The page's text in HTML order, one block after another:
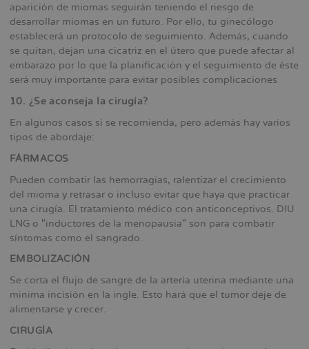
aparición de miomas seguirán teniendo el riesgo de
desarrollar miomas en un futuro. Por ello, tu ginecólogo
establecerá un protocolo de seguimiento. Además, cuando
se quitan, dejan una cicatriz en el útero que puede afectar al
embarazo por lo que la planificación y el seguimiento de éste
será muy importante para evitar posibles complicaciones
10. ¿Se aconseja la cirugía?
En algunos casos sí se recomienda, pero además hay varios
tipos de abordaje:
FÁRMACOS
Pueden combatir las hemorragias, ralentizar el crecimiento
del mioma y retrasar o incluso evitar que haya que practicar
una cirugía. El tratamiento médico con anticonceptivos. DIU
LNG o "inductores de la menopausia" son para combatir
síntomas como el sangrado.
EMBOLIZACIÓN
Se corta el flujo de sangre de la artería uterina mediante una
minima incisión en la ingle. Esto hará que el tumor deje de
alimentarse y crecer.
CIRUGÍA